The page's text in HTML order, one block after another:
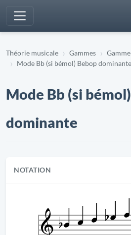
Théorie musicale Gammes
Mode Bb (si bémol) Bebop dominante
Mode Bb (si
dominante
NOTATION